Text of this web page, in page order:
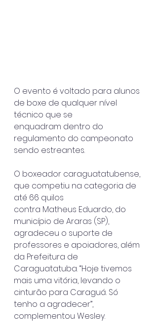
O evento é voltado para alunos
de boxe de qualquer nível
técnico que se
enquadram dentro do
regulamento do campeonato
sendo estreantes.
O boxeador caraguatatubense,
que competiu na categoria de
até 66 quilos
contra Matheus Eduardo, do
município de Araras (SP),
agradeceu o suporte de
professores e apoiadores, além
da Prefeitura de
Caraguatatuba. “Hoje tivemos
mais uma vitória, levando o
cinturão para Caraguá. Só
tenho a agradecer”,
complementou Wesley.